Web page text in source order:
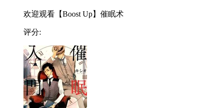
欢迎观看【Boost Up】催眠术
评分: